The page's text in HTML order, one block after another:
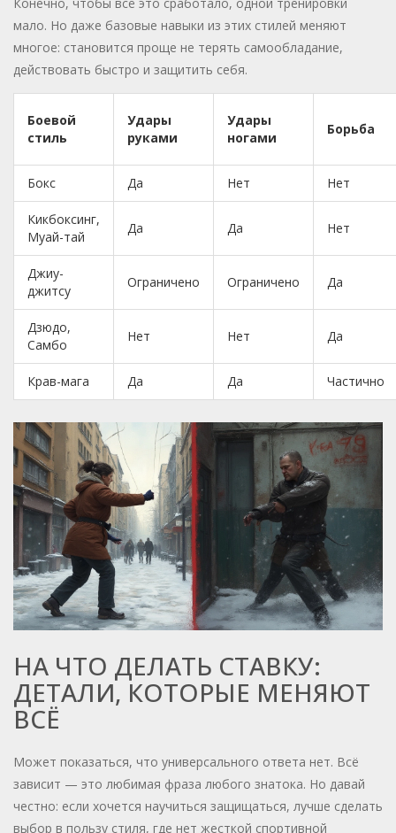
мало. Но даже базовые навыки из этих стилей меняют
многое: становится проще не терять самообладание,
действовать быстро и защитить себя.
Боевой
стиль
Удары
руками
Удары
ногами
Борьба
Бокс Да Нет Нет
Кикбоксинг,
Муай-тай
Да Да Нет
Джиу-
джитсу
Ограничено Ограничено Да
Дзюдо,
Самбо
Нет Нет Да
Крав-мага Да Да Частично
НА ЧТО ДЕЛАТЬ СТАВКУ:
ДЕТАЛИ, КОТОРЫЕ МЕНЯЮТ
ВСЁ
Может показаться, что универсального ответа нет. Всё
зависит — это любимая фраза любого знатока. Но давай
честно: если хочется научиться защищаться, лучше сделать
выбор в пользу стиля, где нет жесткой спортивной